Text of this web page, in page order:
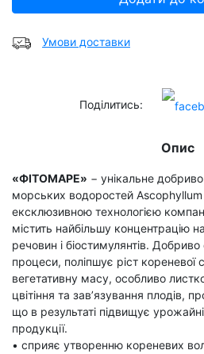
Умови доставки
Поділитись:
Опис
«ФІТОМАРЕ» − унікальне
морських водоростей
ексклюзивною технологією
містить найбільшу концентрацію
речовин і біостимулянтів.
процеси, поліпшує ріст кореневої
вегетативну масу, особливо
цвітіння та зав’язування плодів,
що в результаті підвищує
продукції.
• сприяє утворенню кореневих